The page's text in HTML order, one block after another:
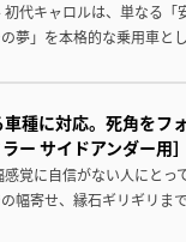
代キャロルは、単なる「
夢」を本格的な乗用車と
種に対応。死角をフ
ー サイドアンダー用］
覚に自信がない人にとって
幅寄せ、縁石ギリギリま